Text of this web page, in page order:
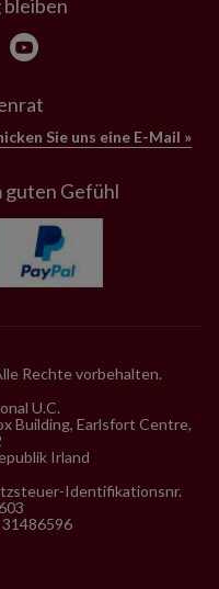
bleiben
Sie uns eine E-Mail »
guten Gefühl
Rechte vorbehalten.
U.C.
Building, Earlsfort Centre,
Irland
Identifikationsnr.
31486596